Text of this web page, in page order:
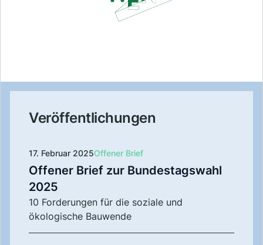
Veröffentlichungen
17. Februar 2025Offener Brief
Offener Brief zur Bundestagswahl
2025
10 Forderungen für die soziale und
ökologische Bauwende